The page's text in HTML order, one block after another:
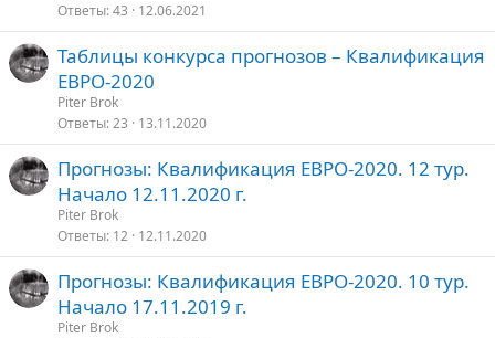
Ответы 43 12.06.2021
Таблицы конкурса прогнозов – Квалификация
ЕВРО-2020
Piter Brok
Ответы 23 13.11.2020
Прогнозы: Квалификация ЕВРО-2020. 12 тур.
Начало 12.11.2020 г.
Piter Brok
Ответы 12 12.11.2020
Прогнозы: Квалификация ЕВРО-2020. 10 тур.
Начало 17.11.2019 г.
Piter Brok